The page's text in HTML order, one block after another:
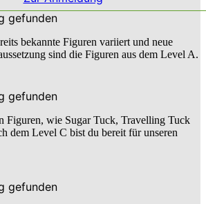
gefunden
bekannte Figuren variiert und neue
sind die Figuren aus dem Level A.
gefunden
Figuren, wie Sugar Tuck, Travelling Tuck
dem Level C bist du bereit für unseren
gefunden